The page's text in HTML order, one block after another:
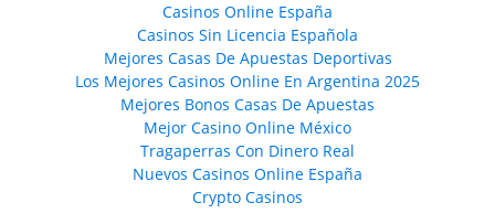
Casinos Online España
Casinos Sin Licencia Española
Mejores Casas De Apuestas Deportivas
Los Mejores Casinos Online En Argentina 2025
Mejores Bonos Casas De Apuestas
Mejor Casino Online México
Tragaperras Con Dinero Real
Nuevos Casinos Online España
Crypto Casinos